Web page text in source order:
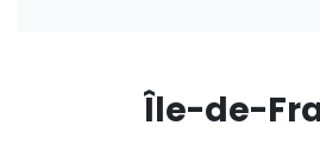
Île-de-